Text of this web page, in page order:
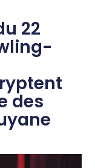
22
des